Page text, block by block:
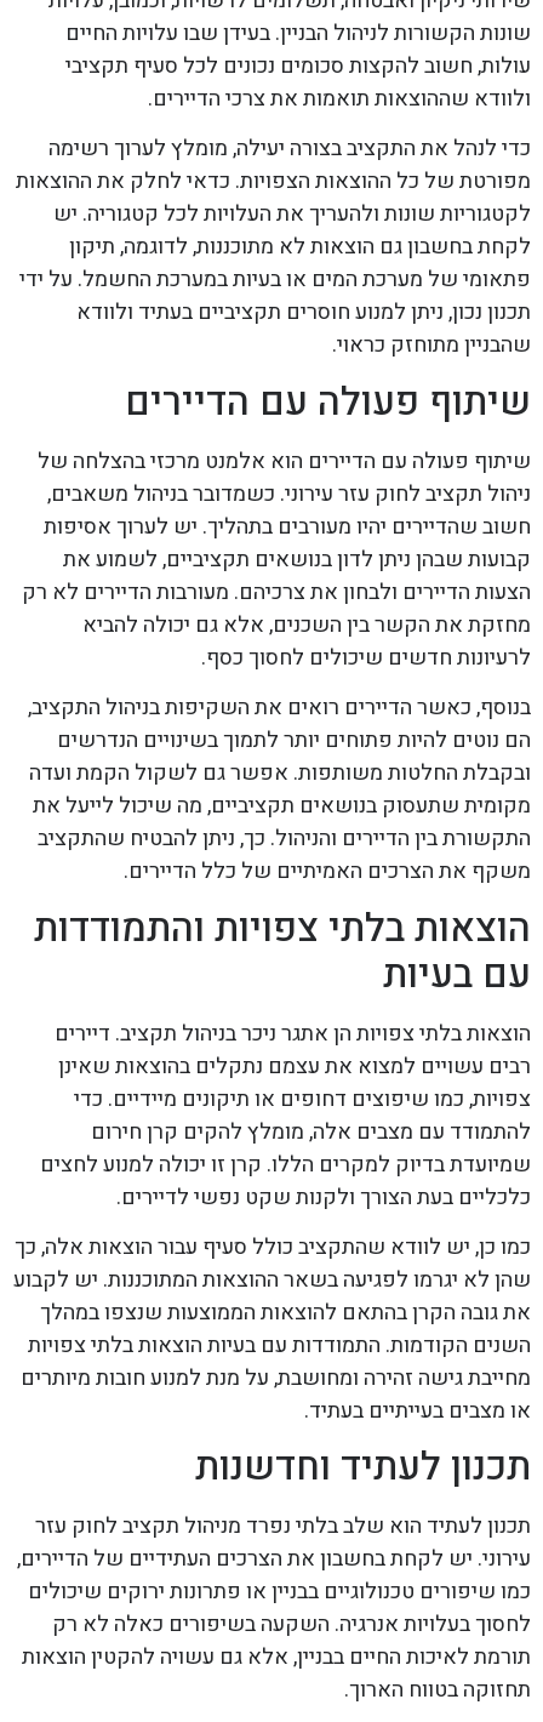
שונות הקשורות לניהול הבניין. בעידן שבו עלויות החיים
עולות, חשוב להקצות סכומים נכונים לכל סעיף תקציבי
ולוודא שההוצאות תואמות את צרכי הדיירים.
כדי לנהל את התקציב בצורה יעילה, מומלץ לערוך רשימה
מפורטת של כל ההוצאות הצפויות. כדאי לחלק את ההוצאות
לקטגוריות שונות ולהעריך את העלויות לכל קטגוריה. יש
לקחת בחשבון גם הוצאות לא מתוכננות, לדוגמה, תיקון
פתאומי של מערכת המים או בעיות במערכת החשמל. על ידי
תכנון נכון, ניתן למנוע חוסרים תקציביים בעתיד ולוודא
שהבניין מתוחזק כראוי.
שיתוף פעולה עם הדיירים
שיתוף פעולה עם הדיירים הוא אלמנט מרכזי בהצלחה של
ניהול תקציב לחוק עזר עירוני. כשמדובר בניהול משאבים,
חשוב שהדיירים יהיו מעורבים בתהליך. יש לערוך אסיפות
קבועות שבהן ניתן לדון בנושאים תקציביים, לשמוע את
הצעות הדיירים ולבחון את צרכיהם. מעורבות הדיירים לא רק
מחזקת את הקשר בין השכנים, אלא גם יכולה להביא
לרעיונות חדשים שיכולים לחסוך כסף.
בנוסף, כאשר הדיירים רואים את השקיפות בניהול התקציב,
הם נוטים להיות פתוחים יותר לתמוך בשינויים הנדרשים
ובקבלת החלטות משותפות. אפשר גם לשקול הקמת ועדה
מקומית שתעסוק בנושאים תקציביים, מה שיכול לייעל את
התקשורת בין הדיירים והניהול. כך, ניתן להבטיח שהתקציב
משקף את הצרכים האמיתיים של כלל הדיירים.
הוצאות בלתי צפויות והתמודדות
עם בעיות
הוצאות בלתי צפויות הן אתגר ניכר בניהול תקציב. דיירים
רבים עשויים למצוא את עצמם נתקלים בהוצאות שאינן
צפויות, כמו שיפוצים דחופים או תיקונים מיידיים. כדי
להתמודד עם מצבים אלה, מומלץ להקים קרן חירום
שמיועדת בדיוק למקרים הללו. קרן זו יכולה למנוע לחצים
כלכליים בעת הצורך ולקנות שקט נפשי לדיירים.
כמו כן, יש לוודא שהתקציב כולל סעיף עבור הוצאות אלה, כך
שהן לא יגרמו לפגיעה בשאר ההוצאות המתוכננות. יש לקבוע
את גובה הקרן בהתאם להוצאות הממוצעות שנצפו במהלך
השנים הקודמות. התמודדות עם בעיות הוצאות בלתי צפויות
מחייבת גישה זהירה ומחושבת, על מנת למנוע חובות מיותרים
או מצבים בעייתיים בעתיד.
תכנון לעתיד וחדשנות
תכנון לעתיד הוא שלב בלתי נפרד מניהול תקציב לחוק עזר
עירוני. יש לקחת בחשבון את הצרכים העתידיים של הדיירים,
כמו שיפורים טכנולוגיים בבניין או פתרונות ירוקים שיכולים
לחסוך בעלויות אנרגיה. השקעה בשיפורים כאלה לא רק
תורמת לאיכות החיים בבניין, אלא גם עשויה להקטין הוצאות
תחזוקה בטווח הארוך.